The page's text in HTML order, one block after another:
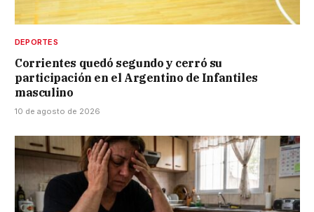
DEPORTES
Corrientes quedó segundo y cerró su
participación en el Argentino de Infantiles
masculino
10 de agosto de 2026